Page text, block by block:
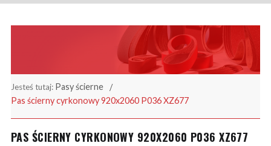
Jesteś tutaj: Pasy ścierne
Pas ścierny cyrkonowy 920x2060 P036 XZ677
PAS ŚCIERNY CYRKONOWY 920X2060 P036 XZ677